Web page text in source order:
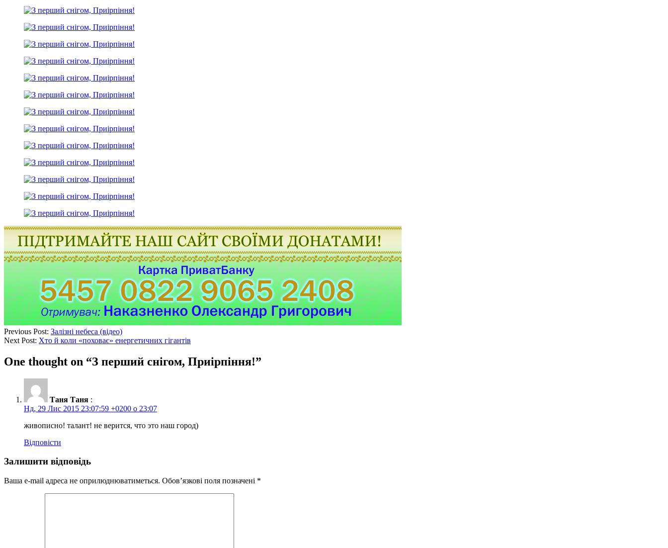
Previous Post: Залізні небеса (відео)
Next Post: Хто й коли «поховає» енергетичних гігантів
One thought on “З перший снігом, Приірпіння!”
Таня Таня :
Нд, 29 Лис 2015 23:07:59 +0200 о 23:07
живописно! талант! не верится, что это наш город)
Відповісти
Залишити відповідь
Ваша e-mail адреса не оприлюднюватиметься. Обов’язкові поля позначені *